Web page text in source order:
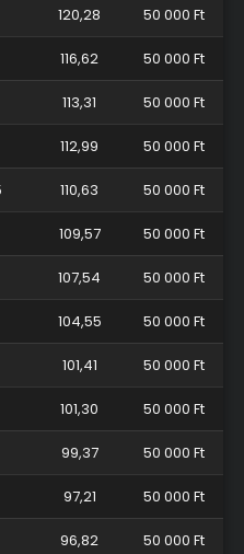
120,28 50 000 Ft
116,62 50 000 Ft
113,31 50 000 Ft
112,99 50 000 Ft
110,63 50 000 Ft
109,57 50 000 Ft
107,54 50 000 Ft
104,55 50 000 Ft
101,41 50 000 Ft
101,30 50 000 Ft
99,37 50 000 Ft
97,21 50 000 Ft
96,82 50 000 Ft